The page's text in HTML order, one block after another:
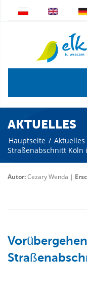
AKTUELLES
Hauptseite / Aktuelles
Straßenabschnitt Köln
Autor:Cezary Wenda |